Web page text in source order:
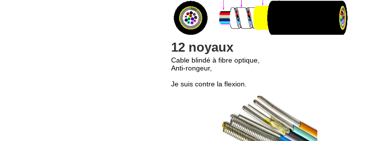
12 noyaux
Cable blindé à fibre optique,
Anti-rongeur,
Je suis contre la flexion.